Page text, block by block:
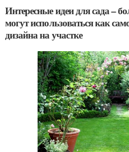
Интересные идеи для сада –
могут использоваться как
дизайна на участке